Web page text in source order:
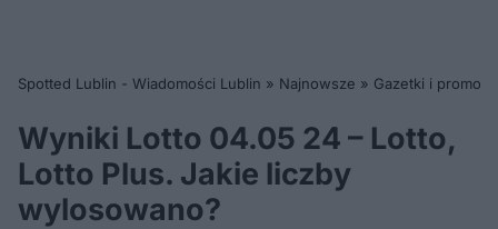
Spotted Lublin - Wiadomości Lublin » Najnowsze » Gazetki i
Wyniki Lotto 04.05 24 – Lotto,
Lotto Plus. Jakie liczby
wylosowano?